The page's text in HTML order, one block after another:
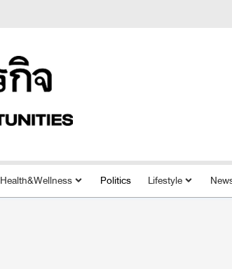
Health&Wellness Politics Lifestyle